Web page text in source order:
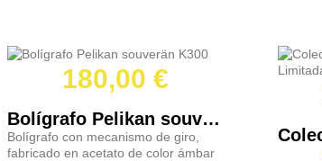
180,00 €
Bolígrafo Pelikan souverän K300
Bolígrafo con mecanismo de giro,
fabricado en acetato de color ámbar